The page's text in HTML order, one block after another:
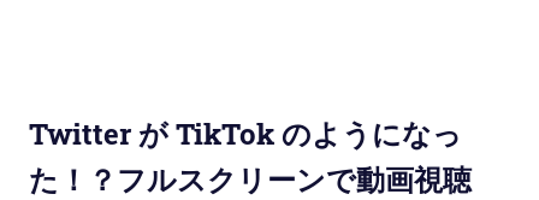
便
利
Twitter が TikTok のようになっ
た！？フルスクリーンで動画視聴